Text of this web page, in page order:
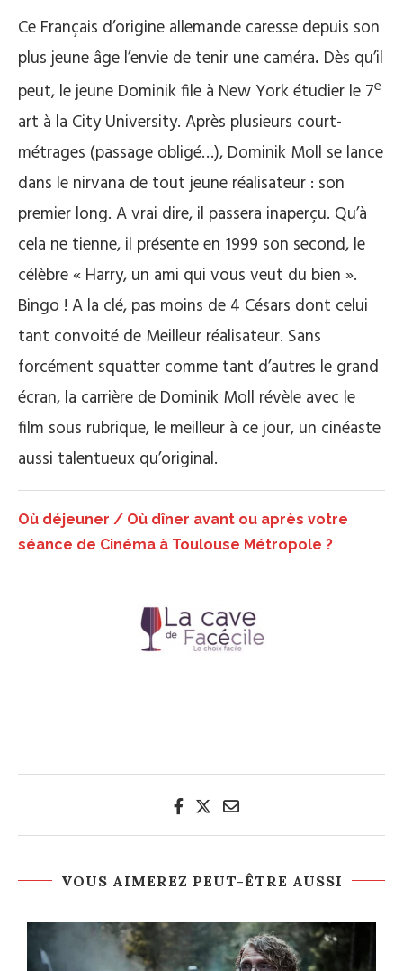
Ce Français d’origine allemande caresse depuis son
plus jeune âge l’envie de tenir une caméra. Dès qu’il
peut, le jeune Dominik file à New York étudier le 7e
art à la City University. Après plusieurs court-
métrages (passage obligé…), Dominik Moll se lance
dans le nirvana de tout jeune réalisateur : son
premier long. A vrai dire, il passera inaperçu. Qu’à
cela ne tienne, il présente en 1999 son second, le
célèbre « Harry, un ami qui vous veut du bien ».
Bingo ! A la clé, pas moins de 4 Césars dont celui
tant convoité de Meilleur réalisateur. Sans
forcément squatter comme tant d’autres le grand
écran, la carrière de Dominik Moll révèle avec le
film sous rubrique, le meilleur à ce jour, un cinéaste
aussi talentueux qu’original.
Où déjeuner / Où dîner avant ou après votre
séance de Cinéma à Toulouse Métropole ?
VOUS AIMEREZ PEUT-ÊTRE AUSSI